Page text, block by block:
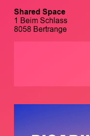
Shared Space
1 Beim Schlass
8058 Bertrange